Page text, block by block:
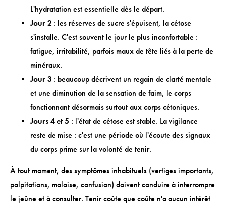
L'hydratation est essentielle dès le départ.
Jour 2 : les réserves de sucre s'épuisent, la cétose
s'installe. C'est souvent le jour le plus inconfortable :
fatigue, irritabilité, parfois maux de tête liés à la perte de
minéraux.
Jour 3 : beaucoup décrivent un regain de clarté mentale
et une diminution de la sensation de faim, le corps
fonctionnant désormais surtout aux corps cétoniques.
Jours 4 et 5 : l'état de cétose est stable. La vigilance
reste de mise : c'est une période où l'écoute des signaux
du corps prime sur la volonté de tenir.
À tout moment, des symptômes inhabituels (vertiges importants,
palpitations, malaise, confusion) doivent conduire à interrompre
le jeûne et à consulter. Tenir coûte que coûte n'a aucun intérêt